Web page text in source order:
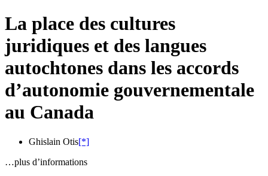
La place des cultures
juridiques et des langues
autochtones dans les accords
d’autonomie gouvernementale
au Canada
Ghislain Otis[*]
…plus d’informations